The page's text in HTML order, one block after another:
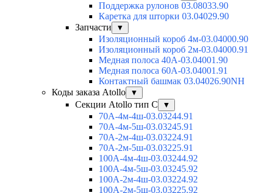
Поддержка рулонов 03.08033.90
Каретка для шторки 03.04029.90
Запчасти
▼
Изоляционный короб 4м-03.04000.90
Изоляционный короб 2м-03.04000.91
Медная полоса 40А-03.04001.90
Медная полоса 60А-03.04001.91
Контактный башмак 03.04026.90NH
Коды заказа Atollo
▼
Секции Atollo тип С ▼
70А-4м-4ш-03.03244.91
70А-4м-5ш-03.03245.91
70А-2м-4ш-03.03224.91
70А-2м-5ш-03.03225.91
100А-4м-4ш-03.03244.92
100А-4м-5ш-03.03245.92
100А-2м-4ш-03.03224.92
100А-2м-5ш-03.03225.92